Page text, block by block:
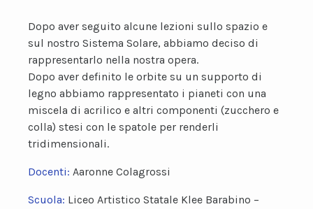
Dopo aver seguito alcune lezioni sullo spazio e
sul nostro Sistema Solare, abbiamo deciso di
rappresentarlo nella nostra opera.
Dopo aver definito le orbite su un supporto di
legno abbiamo rappresentato i pianeti con una
miscela di acrilico e altri componenti (zucchero e
colla) stesi con le spatole per renderli
tridimensionali.
Docenti: Aaronne Colagrossi
Scuola: Liceo Artistico Statale Klee Barabino –